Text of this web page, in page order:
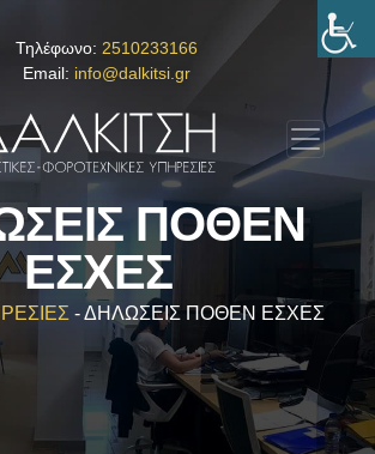
Τηλέφωνο: 2510233166
Email: info@dalkitsi.gr
ΠΟΘΕΝ
ΕΣΧΕΣ
-ΔΗΛΩΣΕΙΣ ΠΟΘΕΝ ΕΣΧΕΣ